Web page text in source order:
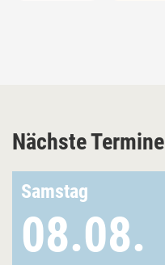
Nächste Termine
Samstag
08.08.